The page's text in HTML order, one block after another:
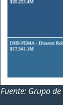
Fuente: Grupo